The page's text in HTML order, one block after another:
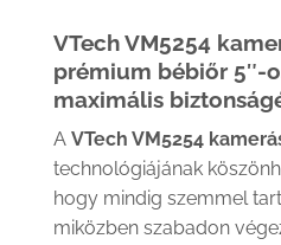
VTech VM5254
prémium bébiőr 5″-
maximális
A VTech VM5254
technológiájának
hogy mindig szemmel
miközben szabadon